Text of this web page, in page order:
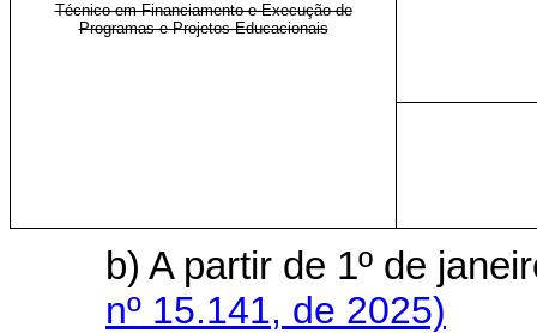
Técnico em Financiamento e Execução de
Programas e Projetos Educacionais
b) A partir de 1º de
nº 15.141, de 2025)